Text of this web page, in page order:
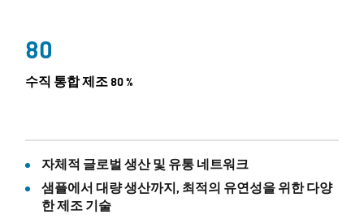
80
수직 통합 제조 80 %
자체적 글로벌 생산 및 유통 네트워크
샘플에서 대량 생산까지, 최적의 유연성을 위한 다양
한 제조 기술